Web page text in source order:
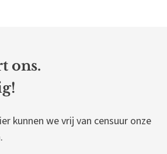
ons.
kunnen we vrij van censuur onze